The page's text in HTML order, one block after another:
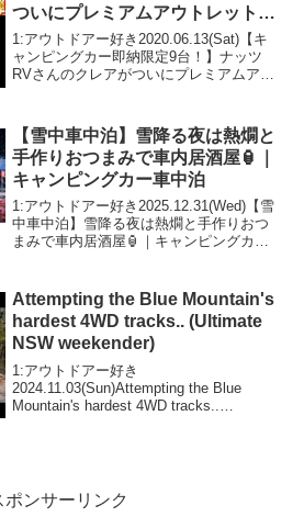
ついにプレミアムアウトレットで
登場！
1:アウトドアー好き2020.06.13(Sat)【キ
ャンピングカー即納限定9台！】ナッツ
RVさんのクレアがついにプレミアムアウ
き2020.06.13(Sat)この動...
【雪中車中泊】雪降る夜は熱燗と
手作りおつまみで車内居酒屋🏮｜
キャンピングカー車中泊
1:アウトドアー好き2025.12.31(Wed)【雪
中車中泊】雪降る夜は熱燗と手作りおつ
まみで車内居酒屋🏮｜キャンピングカー
2025.12.31(Wed)この動画は注目です...
Attempting the Blue Mountain's
hardest 4WD tracks.. (Ultimate
NSW weekender)
1:アウトドアー好き
2024.11.03(Sun)Attempting the Blue
Mountain's hardest 4WD tracks..
ポンサーリンク